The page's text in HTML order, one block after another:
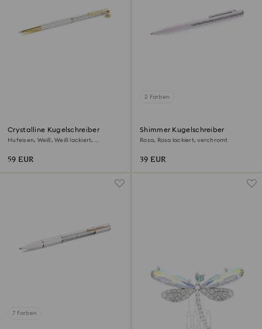
Crystalline Kugelschreiber
Hufeisen, Weiß, Weiß lackiert,
59 EUR
2 Farben
Shimmer Kugelschreiber
Rosa, Rosa lackiert, verchromt
39 EUR
7 Farben